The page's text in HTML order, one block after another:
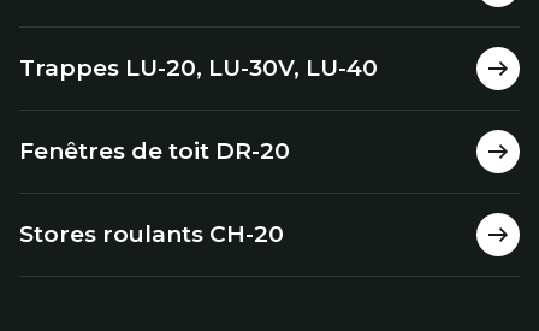
Trappes LU-20, LU-30V, LU-40
Fenêtres de toit DR-20
Stores roulants CH-20